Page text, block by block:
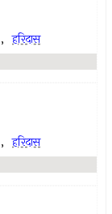
, हरिदास
, हरिदास